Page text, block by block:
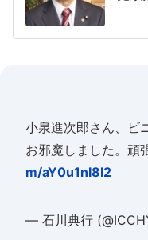
小泉進次郎さん、ビ
お邪魔しました。頑
m/aY0u1nI8I2
— 石川典行